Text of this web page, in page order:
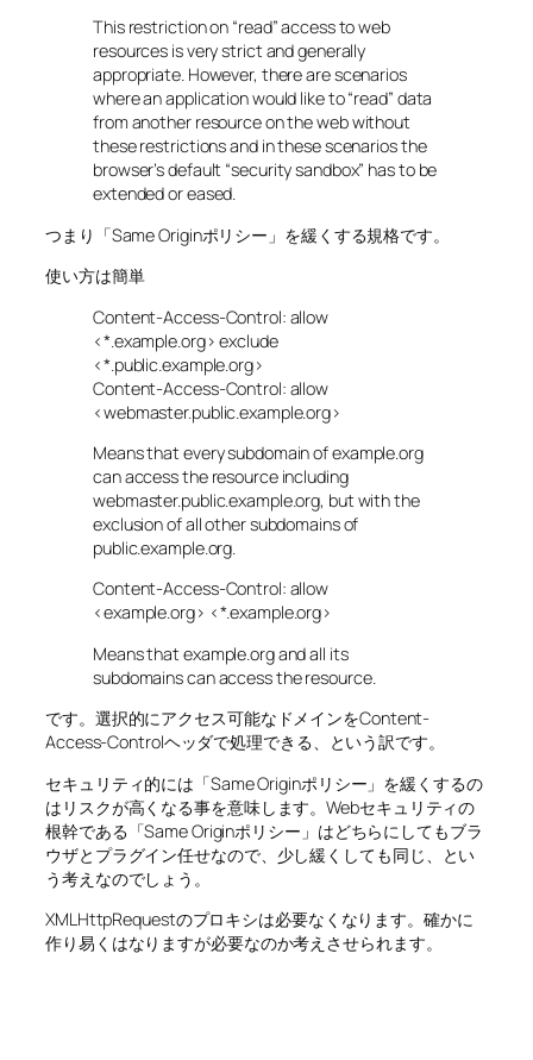
This restriction on “read” access to web
resources is very strict and generally
appropriate. However, there are scenarios
where an application would like to “read” data
from another resource on the web without
these restrictions and in these scenarios the
browser’s default “security sandbox” has to be
extended or eased.
つまり「Same Originポリシー」を緩くする規格です。
使い方は簡単
Content-Access-Control: allow
<*.example.org> exclude
<*.public.example.org>
Content-Access-Control: allow
<webmaster.public.example.org>
Means that every subdomain of example.org
can access the resource including
webmaster.public.example.org, but with the
exclusion of all other subdomains of
public.example.org.
Content-Access-Control: allow
<example.org> <*.example.org>
Means that example.org and all its
subdomains can access the resource.
です。選択的にアクセス可能なドメインをContent-
Access-Controlヘッダで処理できる、という訳です。
セキュリティ的には「Same Originポリシー」を緩くするの
はリスクが高くなる事を意味します。Webセキュリティの
根幹である「Same Originポリシー」はどちらにしてもブラ
ウザとプラグイン任せなので、少し緩くしても同じ、とい
う考えなのでしょう。
XMLHttpRequestのプロキシは必要なくなります。確かに
作り易くはなりますが必要なのか考えさせられます。